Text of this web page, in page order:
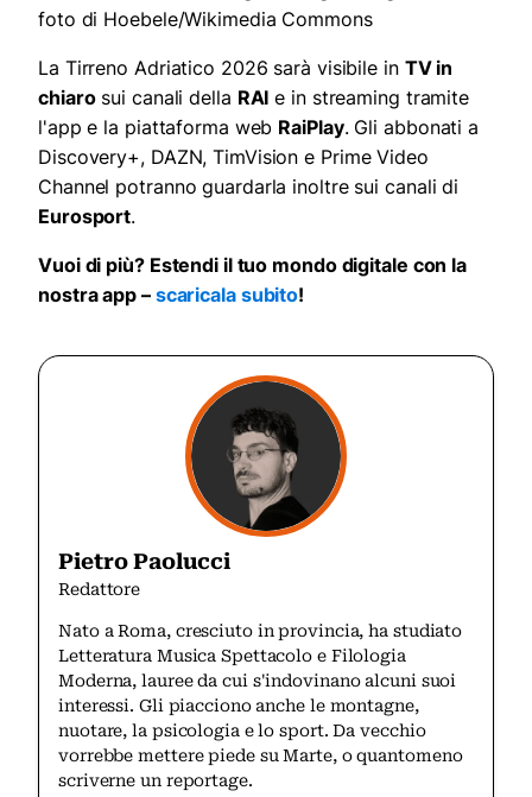
foto di Hoebele/Wikimedia Commons
La Tirreno Adriatico 2026 sarà visibile in TV in
chiarosui canali della RAI e in streaming tramite
l'app e la piattaforma web RaiPlay. Gli abbonati a
Discovery+, DAZN, TimVision e Prime Video
Channel potranno guardarla inoltre sui canali di
Eurosport.
Vuoi di più? Estendi il tuo mondo digitale con la
nostra app – scaricala subito!
Pietro Paolucci
Redattore
Nato a Roma, cresciuto in provincia, ha studiato
Letteratura Musica Spettacolo e Filologia
Moderna, lauree da cui s'indovinano alcuni suoi
interessi. Gli piacciono anche le montagne,
nuotare, la psicologia e lo sport. Da vecchio
vorrebbe mettere piede su Marte, o quantomeno
scriverne un reportage.